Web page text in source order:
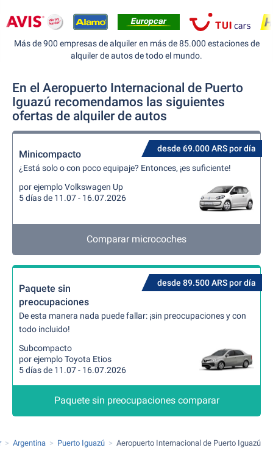
Más de 900 empresas de alquiler en más de 85.000 estaciones de
alquiler de autos de todo el mundo.
En el Aeropuerto Internacional de Puerto
Iguazú recomendamos las siguientes
ofertas de alquiler de autos
desde 69.000 ARS por día
Minicompacto
¿Está solo o con poco equipaje? Entonces, ¡es suficiente!
por ejemplo Volkswagen Up
5 días de 11.07 - 16.07.2026
Comparar microcoches
desde 89.500 ARS por día
Paquete sin
preocupaciones
De esta manera nada puede fallar: ¡sin preocupaciones y con
todo incluido!
Subcompacto
por ejemplo Toyota Etios
5 días de 11.07 - 16.07.2026
Paquete sin preocupaciones comparar
Argentina Puerto Iguazú Aeropuerto Internacional de Puerto Iguazú